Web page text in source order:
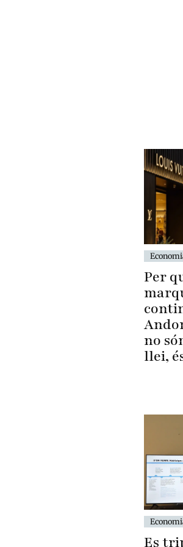
Per
no
llei,
Es